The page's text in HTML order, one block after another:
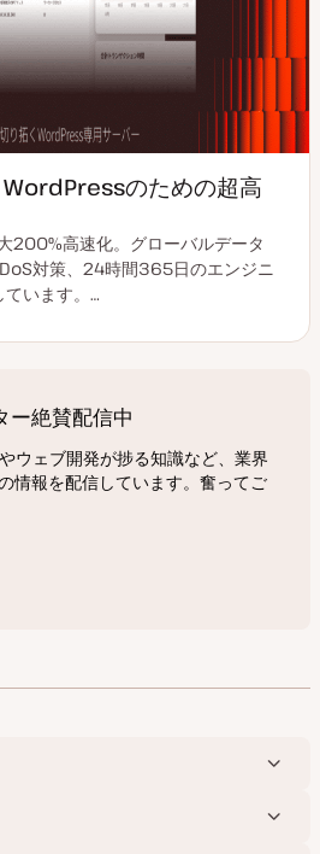
WordPressのための超高
200%高速化。グローバルデータ
対策、24時間365日のエンジニ
ています。…